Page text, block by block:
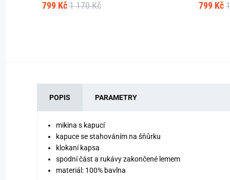
799 Kč 1 170 Kč 799 Kč
POPIS PARAMETRY
mikina s kapucí
kapuce se stahováním na šňůrku
klokaní kapsa
spodní část a rukávy zakončené lemem
materiál: 100% bavlna